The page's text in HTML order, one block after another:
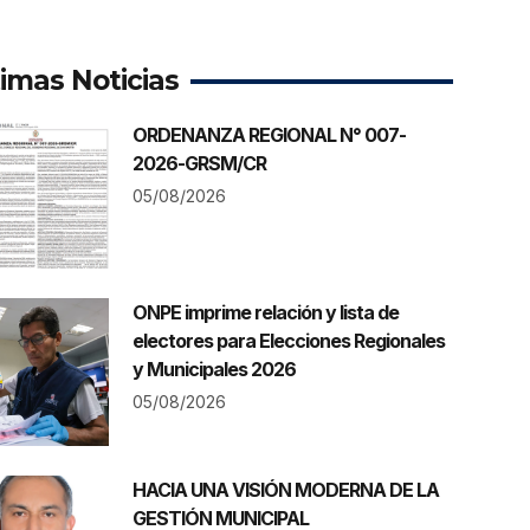
Noticias
ORDENANZA REGIONAL N° 007-
2026-GRSM/CR
05/08/2026
ONPE imprime relación y lista de
electores para Elecciones Regionales
y Municipales 2026
05/08/2026
HACIA UNA VISIÓN MODERNA DE LA
GESTIÓN MUNICIPAL